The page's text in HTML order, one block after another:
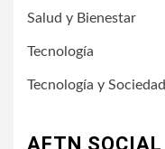
Salud y Bienestar
Tecnología
Tecnología y Sociedad
AFTN SOCIAL